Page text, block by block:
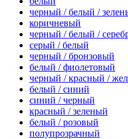
черный / белый /
коричневый
черный / белый /
серый / белый
черный / бронзовый
белый / фиолетовый
черный / красный /
белый / синий
синий / черный
красный / зеленый
белый / розовый
полупрозрачный